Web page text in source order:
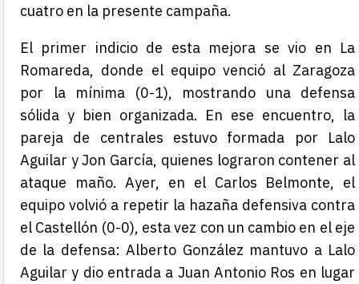
cuatro en la presente campaña.
El primer indicio de esta mejora se vio en La
Romareda, donde el equipo venció al Zaragoza
por la mínima (0-1), mostrando una defensa
sólida y bien organizada. En ese encuentro, la
pareja de centrales estuvo formada por Lalo
Aguilar y Jon García, quienes lograron contener al
ataque maño. Ayer, en el Carlos Belmonte, el
equipo volvió a repetir la hazaña defensiva contra
el Castellón (0-0), esta vez con un cambio en el eje
de la defensa: Alberto González mantuvo a Lalo
Aguilar y dio entrada a Juan Antonio Ros en lugar